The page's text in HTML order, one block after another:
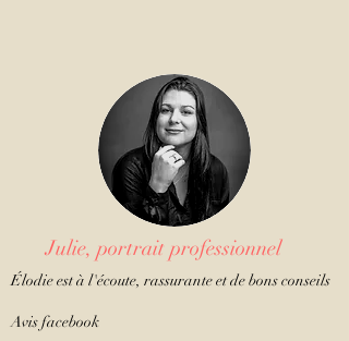
Julie, portrait professionnel
Élodie est à l'écoute, rassurante et de bons conseils
Avis facebook